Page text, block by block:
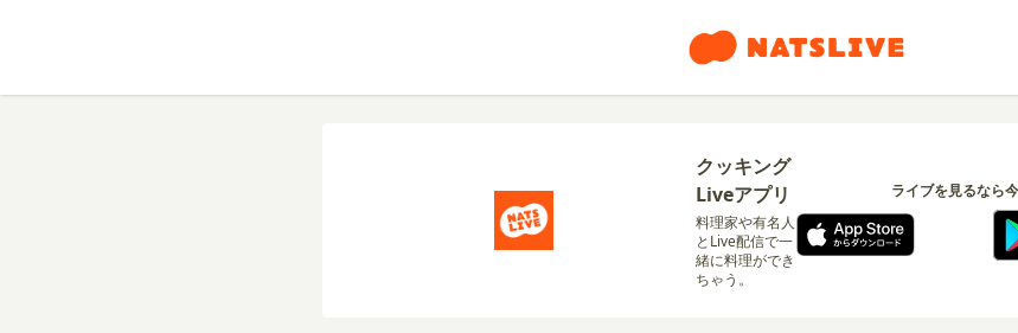
クッキング
Liveアプリ
料理家や有名人
とLive配信で一
緒に料理ができ
ちゃう。
ライブを見るなら